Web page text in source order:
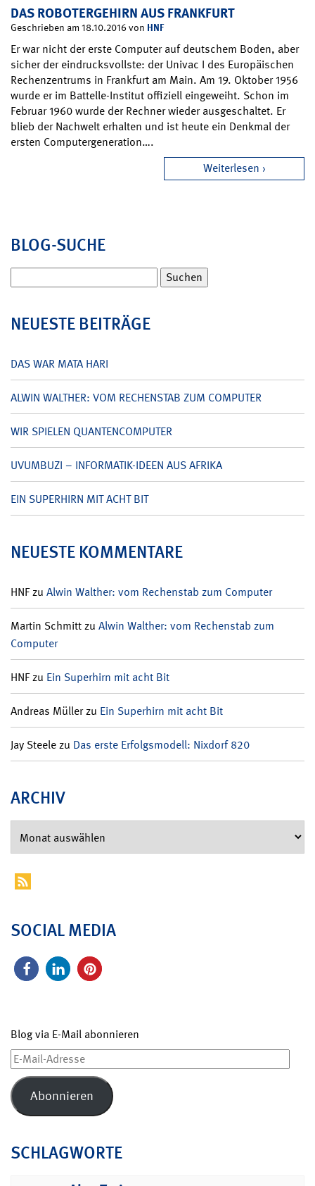
DAS ROBOTERGEHIRN AUS FRANKFURT
Geschrieben am 18.10.2016 von HNF
Er war nicht der erste Computer auf deutschem Boden, aber
sicher der eindrucksvollste: der Univac I des Europäischen
Rechenzentrums in Frankfurt am Main. Am 19. Oktober 1956
wurde er im Battelle-Institut offiziell eingeweiht. Schon im
Februar 1960 wurde der Rechner wieder ausgeschaltet. Er
blieb der Nachwelt erhalten und ist heute ein Denkmal der
ersten Computergeneration….
Weiterlesen
BLOG-SUCHE
nach:
NEUESTE BEITRÄGE
DAS WAR MATA HARI
ALWIN WALTHER: VOM RECHENSTAB ZUM COMPUTER
WIR SPIELEN QUANTENCOMPUTER
UVUMBUZI – INFORMATIK-IDEEN AUS AFRIKA
EIN SUPERHIRN MIT ACHT BIT
NEUESTE KOMMENTARE
HNFzu Alwin Walther: vom Rechenstab zum Computer
Martin Schmittzu Alwin Walther: vom Rechenstab zum
Computer
HNFzu Ein Superhirn mit acht Bit
Andreas Müllerzu Ein Superhirn mit acht Bit
Jay Steelezu Das erste Erfolgsmodell: Nixdorf 820
ARCHIV
SOCIAL MEDIA
Blog via E-Mail abonnieren
E-
Mail-
Adresse
Abonnieren
SCHLAGWORTE